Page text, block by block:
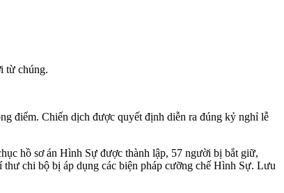
từ chúng.
điểm. Chiến dịch được quyết định diễn ra đúng kỷ nghỉ lễ
hồ sơ án Hình Sự được thành lập, 57 người bị bắt giữ,
chi bộ bị áp dụng các biện pháp cưỡng chế Hình Sự. Lưu